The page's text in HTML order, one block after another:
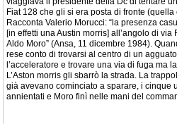
Fiat 128 che gli si era posta di fronte
Racconta Valerio Morucci: “la presenza
[in effetti una Austin morris] all’angolo di
Aldo Moro” (Ansa, 11 dicembre 1984).
rese conto di trovarsi al centro di un
l’acceleratore e trovare una via di fuga ma
L’Aston morris gli sbarrò la strada. La
già avevano cominciato a sparare, i cinque
annientati e Moro finì nelle mani del